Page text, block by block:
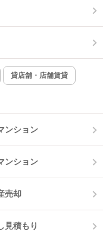
貸店舗・店舗賃貸
ンション
ンション
売却
見積もり